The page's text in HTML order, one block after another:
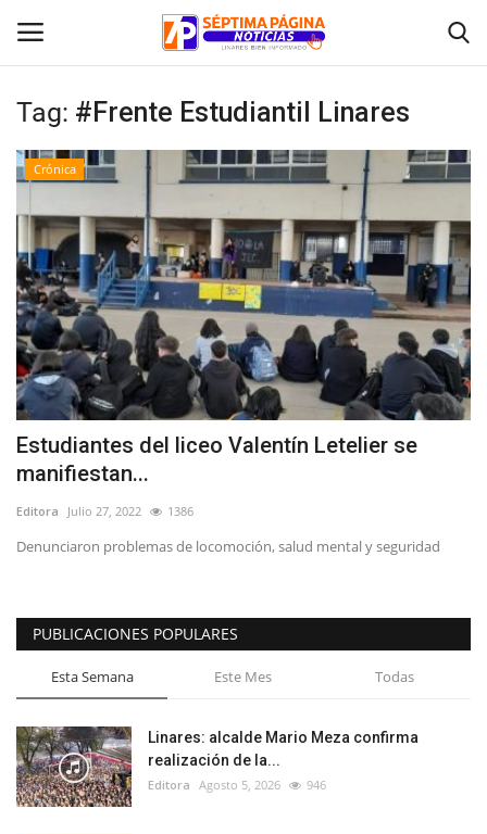
Inicio
Policial
Tribunales
Deporte
Política
Espectáculos
Tag: #Frente Estudiantil Linares
Crónica
Estudiantes del liceo Valentín Letelier se
manifiestan...
Editora Julio 27, 2022 1386
Denunciaron problemas de locomoción, salud mental y seguridad
PUBLICACIONES POPULARES
Esta Semana Este Mes Todas
Linares: alcalde Mario Meza confirma
realización de la...
Editora Agosto 5, 2026 946